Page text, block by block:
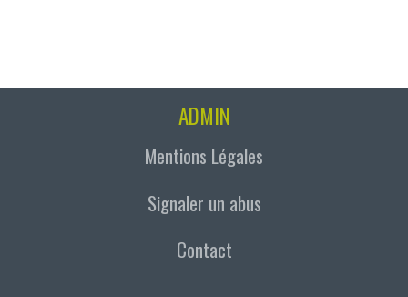
ADMIN
Mentions Légales
Signaler un abus
Contact